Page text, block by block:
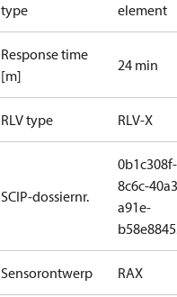
type
element
Response time
[m]
24 min
RLV type RLV-X
SCIP-dossiernr.
0b1c308f-
8c6c-
a91e-
Sensorontwerp RAX